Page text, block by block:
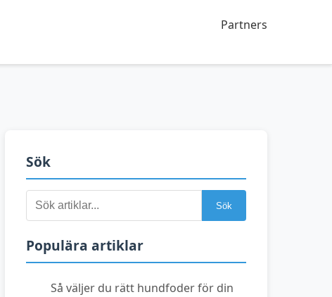
Partners
Sök
Sök
Sök
Populära artiklar
Så väljer du rätt hundfoder för din